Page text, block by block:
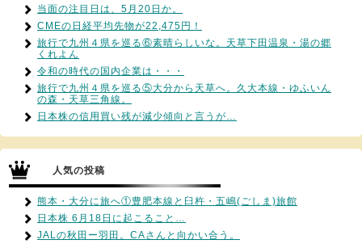
当面の注目日は、5月20日か。
CMEの日経平均先物が22,475円！
旅行で九州４県を巡る⑥素晴らしいな。天草下田温泉・湯の郷
くれよん
令和の時代の国内企業は・・・
旅行で九州４県を巡る⑤大分から天草へ。久大本線・ゆふいん
の森・天草三角線。
日本株の信用買い残が減少傾向と言うが…
人気の投稿
熊本・大分に旅へ①豊肥本線と臼杵・五嶋(ごしま)旅館
日本株 6月18日に起こること…
JALの秋田ー羽田。CAさんと向かい合う。